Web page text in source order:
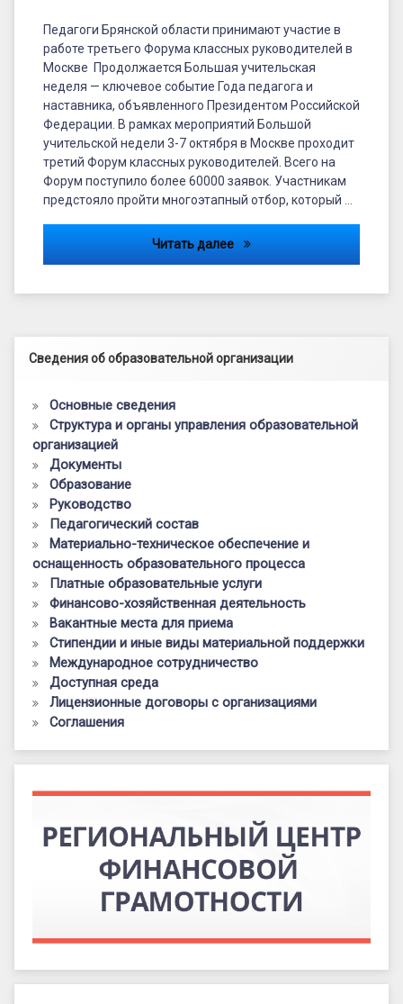
Педагоги Брянской области принимают участие в
работе третьего Форума классных руководителей в
Москве Продолжается Большая учительская
неделя — ключевое событие Года педагога и
наставника, объявленного Президентом Российской
Федерации. В рамках мероприятий Большой
учительской недели 3-7 октября в Москве проходит
третий Форум классных руководителей. Всего на
Форум поступило более 60000 заявок. Участникам
предстояло пройти многоэтапный отбор, который …
Читать далее Педагоги Брянской
Левый сайдбар
Сведения об образовательной организации
Основные сведения
Структура и органы управления образовательной
организацией
Документы
Образование
Руководство
Педагогический состав
Материально-техническое обеспечение и
оснащенность образовательного процесса
Платные образовательные услуги
Финансово-хозяйственная деятельность
Вакантные места для приема
Стипендии и иные виды материальной поддержки
Международное сотрудничество
Доступная среда
Лицензионные договоры с организациями
Соглашения